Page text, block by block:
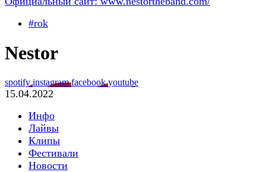
#rok
Nestor
spotifyinstagramfacebookyoutube
15.04.2022
Инфо
Лайвы
Клипы
Фестивали
Новости